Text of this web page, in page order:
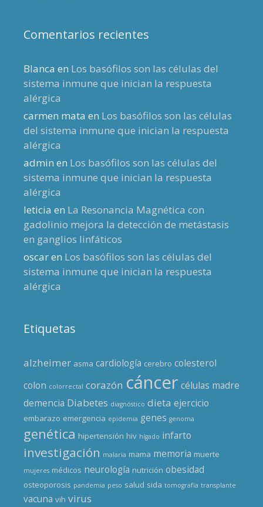
Comentarios recientes
Blanca en Los basófilos son las células del
sistema inmune que inician la respuesta
alérgica
carmen mata en Los basófilos son las células
del sistema inmune que inician la respuesta
alérgica
admin en Los basófilos son las células del
sistema inmune que inician la respuesta
alérgica
leticia en La Resonancia Magnética con
gadolinio mejora la detección de metástasis
en ganglios linfáticos
oscaren Los basófilos son las células del
sistema inmune que inician la respuesta
alérgica
Etiquetas
alzheimer asma cardiología cerebro colesterol
colon colorrectal corazón cáncer células madre
demencia Diabetes diagnóstico dieta ejercicio
embarazo emergencia epidemia genes genoma
genética hipertensión hiv hígado infarto
investigación malaria mama memoria muerte
mujeres médicos neurología nutrición obesidad
osteoporosis pandemia peso salud sida tomografía transplante
vacuna vih virus